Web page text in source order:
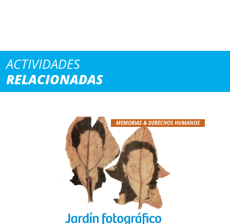
ACTIVIDADES
RELACIONADAS
MEMORIAS & DERECHOS HUMANOS